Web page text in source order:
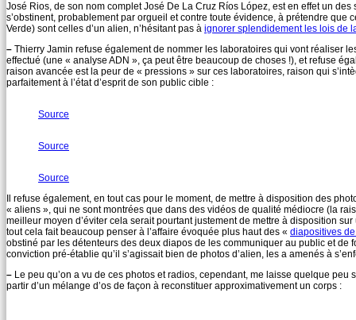
José Rios, de son nom complet José De La Cruz Ríos López, est en effet un
s’obstinent, probablement par orgueil et contre toute évidence, à prétendre
Verde) sont celles d’un alien, n’hésitant pas à ignorer splendidement les lois de
– Thierry Jamin refuse également de nommer les laboratoires qui vont réaliser
effectué (une « analyse ADN », ça peut être beaucoup de choses !), et refuse
raison avancée est la peur de « pressions » sur ces laboratoires, raison qui
parfaitement à l’état d’esprit de son public cible :
Source
Source
Source
Il refuse également, en tout cas pour le moment, de mettre à disposition des
« aliens », qui ne sont montrées que dans des vidéos de qualité médiocre (la
meilleur moyen d’éviter cela serait pourtant justement de mettre à disposition
tout cela fait beaucoup penser à l’affaire évoquée plus haut des « diapositives
obstiné par les détenteurs des deux diapos de les communiquer au public et
conviction pré-établie qu’il s’agissait bien de photos d’alien, les a amenés à
– Le peu qu’on a vu de ces photos et radios, cependant, me laisse quelque
partir d’un mélange d’os de façon à reconstituer approximativement un corps :